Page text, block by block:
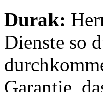
Durak:
Dienste so
Garantie,